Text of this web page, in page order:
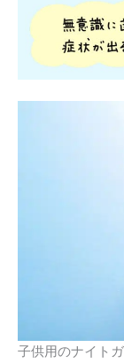
子供用のナイト